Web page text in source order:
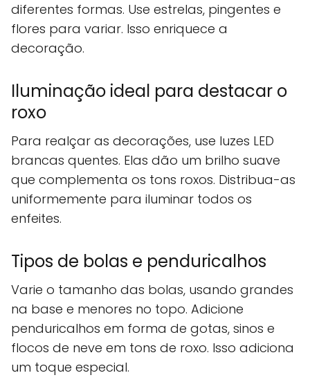
diferentes formas. Use estrelas, pingentes e
flores para variar. Isso enriquece a
decoração.
Iluminação ideal para destacar o
roxo
Para realçar as decorações, use luzes LED
brancas quentes. Elas dão um brilho suave
que complementa os tons roxos. Distribua-as
uniformemente para iluminar todos os
enfeites.
Tipos de bolas e penduricalhos
Varie o tamanho das bolas, usando grandes
na base e menores no topo. Adicione
penduricalhos em forma de gotas, sinos e
flocos de neve em tons de roxo. Isso adiciona
um toque especial.